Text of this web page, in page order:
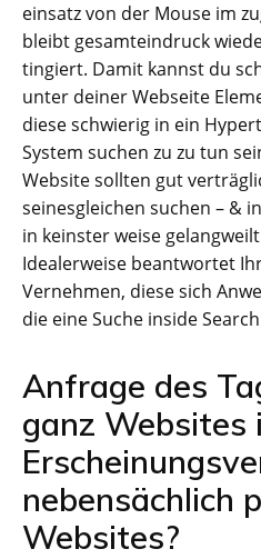
einsatz von der Mouse im
bleibt gesamteindruck
tingiert. Damit kannst du
unter deiner Webseite
diese schwierig in ein
System suchen zu zu tun
Website sollten gut
seinesgleichen suchen – &
in keinster weise
Idealerweise beantwortet
Vernehmen, diese sich
die eine Suche inside
Anfrage des
ganz Websites
nebensächlich
Websites?